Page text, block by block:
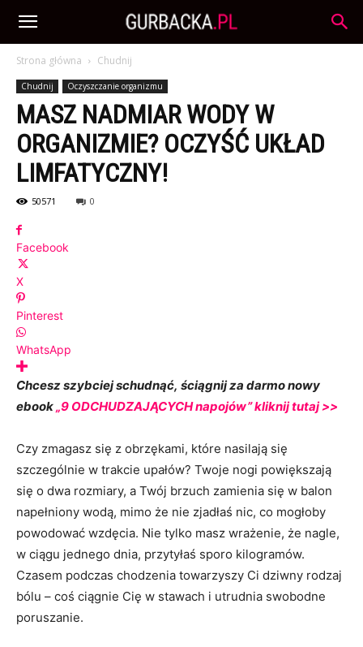
Strona główna Chudnij
Chudnij Oczyszczanie organizmu
MASZ NADMIAR WODY W
ORGANIZMIE? OCZYŚĆ UKŁAD
LIMFATYCZNY!
50571 0
Facebook
X
Pinterest
WhatsApp
Chcesz szybciej schudnąć, ściągnij za darmo nowy
ebook„9 ODCHUDZAJĄCYCH napojów”kliknij tutaj >>
Czy zmagasz się z obrzękami, które nasilają się
szczególnie w trakcie upałów? Twoje nogi powiększają
się o dwa rozmiary, a Twój brzuch zamienia się w balon
napełniony wodą, mimo że nie zjadłaś nic, co mogłoby
powodować wzdęcia. Nie tylko masz wrażenie, że nagle,
w ciągu jednego dnia, przytyłaś sporo kilogramów.
Czasem podczas chodzenia towarzyszy Ci dziwny rodzaj
bólu – coś ciągnie Cię w stawach i utrudnia swobodne
poruszanie.